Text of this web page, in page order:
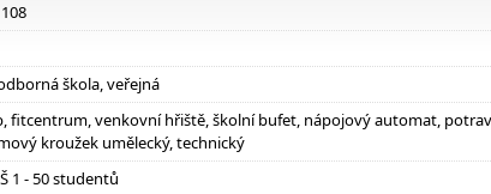
škola, veřejná
fitcentrum, venkovní hřiště, školní bufet, nápojový automat,
kroužek umělecký, technický
1 - 50 studentů